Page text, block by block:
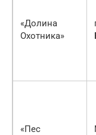
«Долина
Охотника»
«Пес